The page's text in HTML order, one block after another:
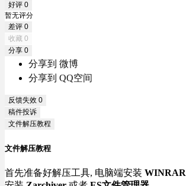
好评 0
暂无评分
差评 0
收藏 0
分享 0
分享到 微博
分享到 QQ空间
反馈失效 0
稿件投诉
文件解压教程
文件解压教程
首先准备好解压工具, 电脑端安装 WINRAR